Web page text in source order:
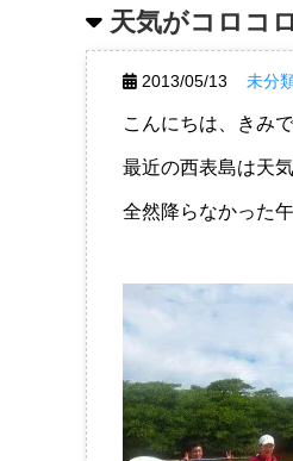
天気がコロコロ
2013/05/13 未分
こんにちは、きみで
最近の西表島は天
全然降らなかった